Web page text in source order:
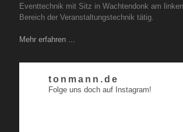
Eventtechnik mit Sitz in Wachtendonk am
Bereich der Veranstaltungstechnik tätig.
Mehr erfahren ...
tonmann.de
Folge uns doch auf Instagram!